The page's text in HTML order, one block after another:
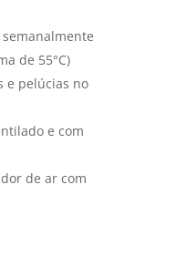
de 55°C)
e pelúcias no
e com
de ar com